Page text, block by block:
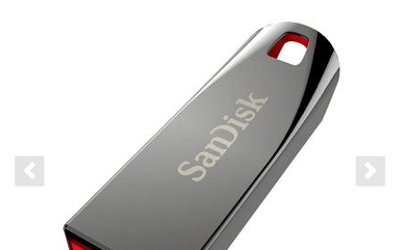
Previous slide